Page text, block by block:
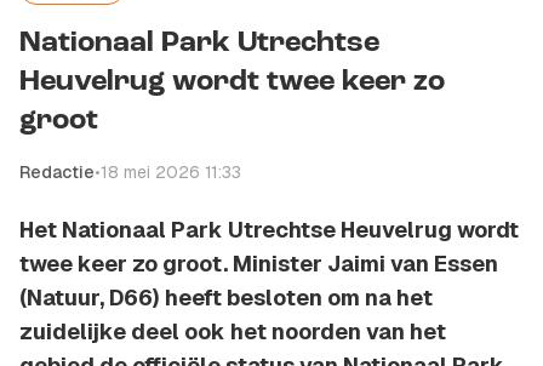
Nationaal Park Utrechtse
Heuvelrug wordt twee keer zo
groot
Redactie•18 mei 2026 11:33
Het Nationaal Park Utrechtse Heuvelrug wordt
twee keer zo groot. Minister Jaimi van Essen
(Natuur, D66) heeft besloten om na het
zuidelijke deel ook het noorden van het